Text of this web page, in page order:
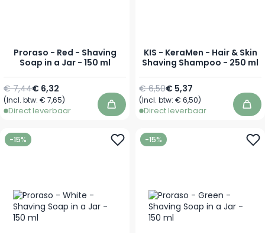
Proraso - Red - Shaving
Soap in a Jar - 150 ml
Speciale prijs
€ 6,32
Normale prijs
€ 7,44
(Incl. btw: € 7,65)
Direct leverbaar In winkelwagen
KIS - KeraMen - Hair & Skin
Shaving Shampoo - 250 ml
Speciale prijs
€ 5,37
Normale prijs
€ 6,50
(Incl. btw: € 6,50)
Direct leverbaar In
-15% -15%